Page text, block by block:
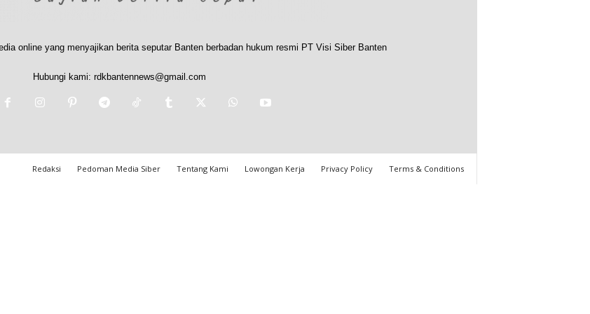
online yang menyajikan berita seputar Banten berbadan hukum resmi PT Visi Siber Banten
Hubungi kami: rdkbantennews@gmail.com
Redaksi Pedoman Media Siber Tentang Kami Lowongan Kerja Privacy Policy Terms & Conditions